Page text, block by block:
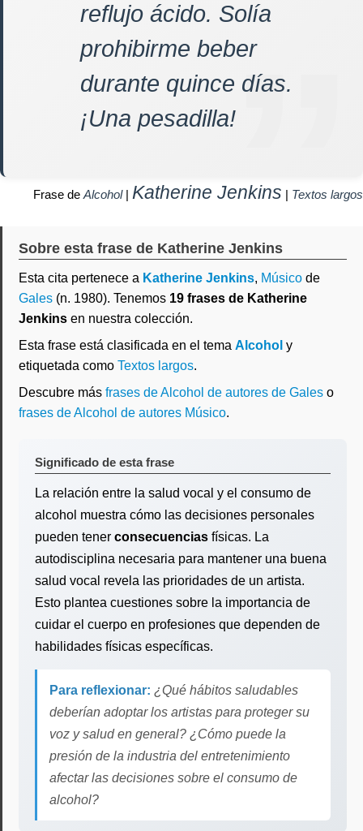
reflujo ácido. Solía
prohibirme beber
durante quince días.
¡Una pesadilla!
Frase de Alcohol| Katherine Jenkins | Textos largos
Sobre esta frase de Katherine Jenkins
Esta cita pertenece a Katherine Jenkins, Músico de
Gales (n. 1980). Tenemos 19 frases de Katherine
Jenkins en nuestra colección.
Esta frase está clasificada en el tema Alcohol y
etiquetada como Textos largos.
Descubre más frases de Alcohol de autores de Gales o
frases de Alcohol de autores Músico.
Significado de esta frase
La relación entre la salud vocal y el consumo de
alcohol muestra cómo las decisiones personales
pueden tener consecuencias físicas. La
autodisciplina necesaria para mantener una buena
salud vocal revela las prioridades de un artista.
Esto plantea cuestiones sobre la importancia de
cuidar el cuerpo en profesiones que dependen de
habilidades físicas específicas.
Para reflexionar: ¿Qué hábitos saludables
deberían adoptar los artistas para proteger su
voz y salud en general? ¿Cómo puede la
presión de la industria del entretenimiento
afectar las decisiones sobre el consumo de
alcohol?